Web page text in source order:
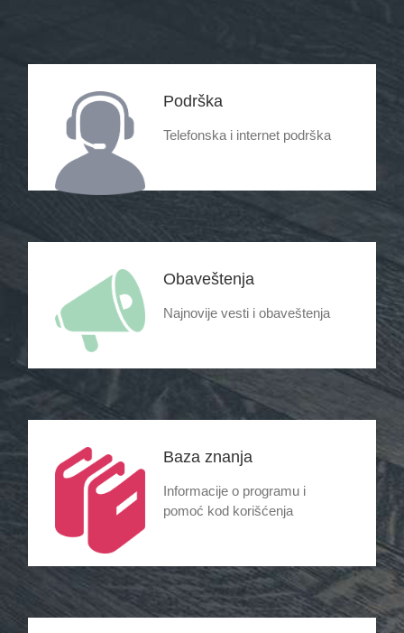
Podrška
Telefonska i internet podrška
Obaveštenja
Najnovije vesti i obaveštenja
Baza znanja
Informacije o programu i
pomoć kod korišćenja